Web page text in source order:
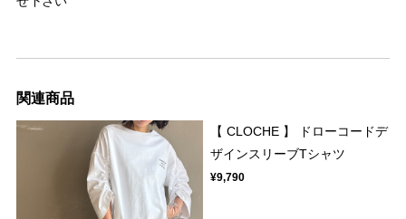
関連商品
【 CLOCHE 】 ドローコードデ
ザインスリーブTシャツ
¥9,790